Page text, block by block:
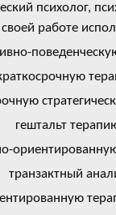
психолог,
своей работе
гештальт
транзактный